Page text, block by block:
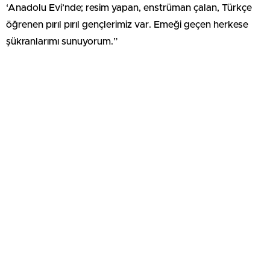
‘Anadolu Evi’nde; resim yapan, enstrüman çalan, Türkçe
öğrenen pırıl pırıl gençlerimiz var. Emeği geçen herkese
şükranlarımı sunuyorum.”